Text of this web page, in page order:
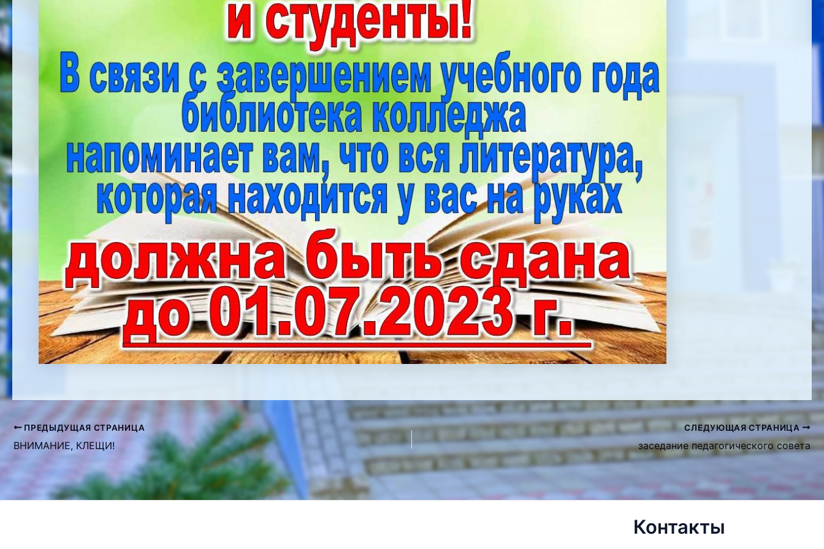
Навигация
по
записям
ПРЕДЫДУЩАЯ СТРАНИЦА
ВНИМАНИЕ, КЛЕЩИ!
СЛЕДУЮЩАЯ СТРАНИЦА
заседание педагогического совета
Контакты